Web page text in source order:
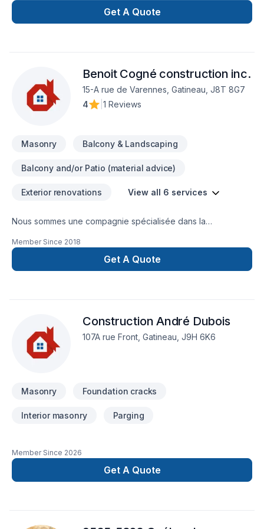
Get A Quote
Benoit Cogné construction inc.
15-A rue de Varennes, Gatineau, J8T 8G7
4
1 Reviews
Masonry Balcony & Landscaping
Balcony and/or Patio (material advice)
Exterior renovations View all 6 services
Nous sommes une compagnie spécialisée dans la
naturelles. Nous restaurons, entre-autre, foyer, cheminée,
Member Since 2018
Get A Quote
Construction André Dubois
107A rue Front, Gatineau, J9H 6K6
Masonry Foundation cracks
Interior masonry Parging
Member Since 2026
Get A Quote